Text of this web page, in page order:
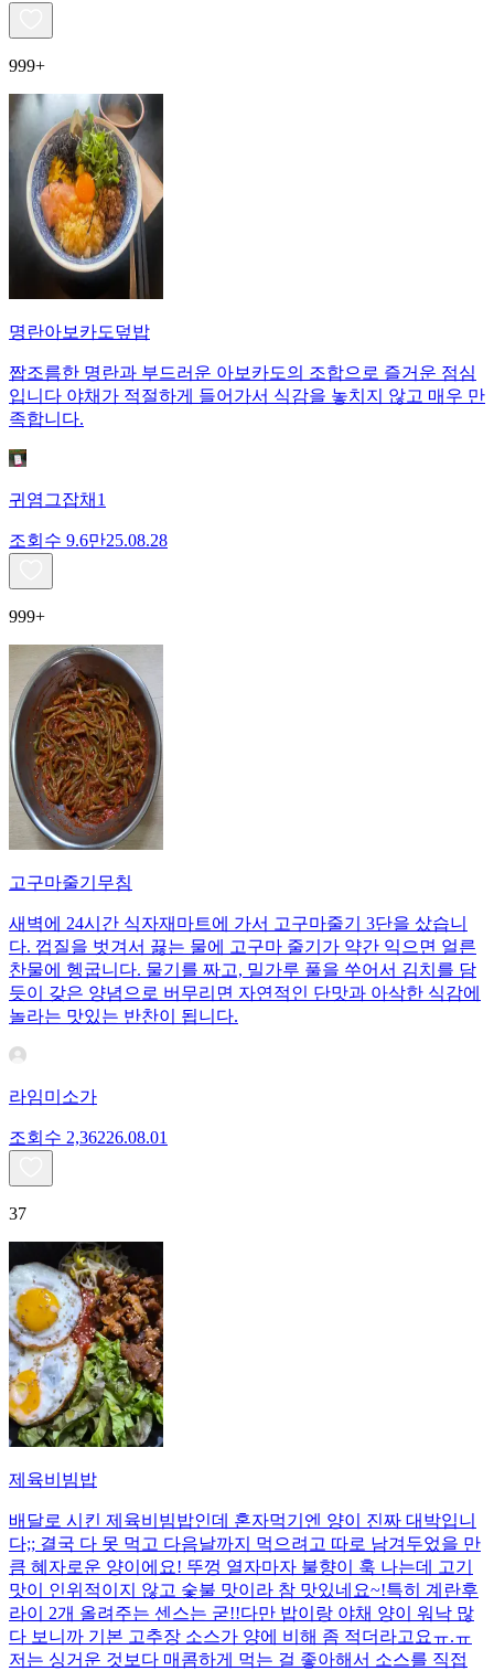
999+
명란아보카도덮밥
짭조름한 명란과 부드러운 아보카도의 조합으로 즐거운 점심
입니다 야채가 적절하게 들어가서 식감을 놓치지 않고 매우 만
족합니다.
귀염그잡채1
조회수 9.6만25.08.28
999+
고구마줄기무침
새벽에 24시간 식자재마트에 가서 고구마줄기 3단을 샀습니
다. 껍질을 벗겨서 끓는 물에 고구마 줄기가 약간 익으면 얼른
찬물에 헹굽니다. 물기를 짜고, 밀가루 풀을 쑤어서 김치를 담
듯이 갖은 양념으로 버무리면 자연적인 단맛과 아삭한 식감에
놀라는 맛있는 반찬이 됩니다.
라임미소가
조회수 2,36226.08.01
37
제육비빔밥
배달로 시킨 제육비빔밥인데 혼자먹기엔 양이 진짜 대박입니
다;; 결국 다 못 먹고 다음날까지 먹으려고 따로 남겨두었을 만
큼 혜자로운 양이에요! 뚜껑 열자마자 불향이 훅 나는데 고기
맛이 인위적이지 않고 숯불 맛이라 참 맛있네요~!특히 계란후
라이 2개 올려주는 센스는 굳!! ​다만 밥이랑 야채 양이 워낙 많
다 보니까 기본 고추장 소스가 양에 비해 좀 적더라고요ㅠ.ㅠ
저는 싱거운 것보다 매콤하게 먹는 걸 좋아해서 소스를 직접